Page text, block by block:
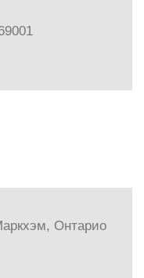
Онтарио